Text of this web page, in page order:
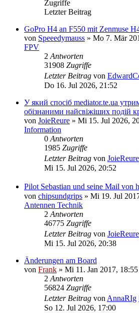
Zugriffe
Letzter Beitrag
GoPro H4 an F550 mit Zenmuse
von Speeedymauss » Mo 7. Mär
FPV
2Antworten
31908 Zugriffe
Letzter Beitrag von
Do 16. Jul 2026, 21:52
У який спосіб mediator.te.ua
обізнаними найсвіжіших подій
von JoieReure » Mi 15. Jul 2026,
Information
0Antworten
1985 Zugriffe
Letzter Beitrag von JoieReure
Mi 15. Jul 2026, 20:52
Pilot Sebastian und seine Mail von
von chipsundgrips » Mi 19. Jul
Antennen Technik
2Antworten
46775 Zugriffe
Letzter Beitrag von JoieReure
Mi 15. Jul 2026, 20:38
Änderungen am Board
von Frank » Mi 11. Jan 2017,
2Antworten
56824 Zugriffe
Letzter Beitrag vonAnnaRIg
So 12. Jul 2026, 17:00